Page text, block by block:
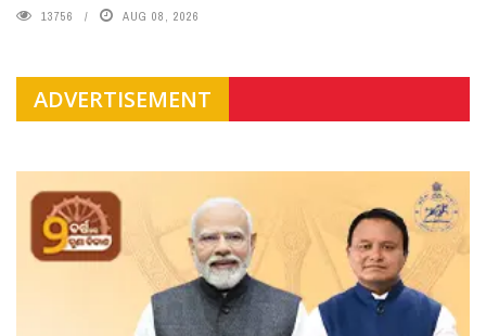
13756 AUG 08, 2026
ADVERTISEMENT